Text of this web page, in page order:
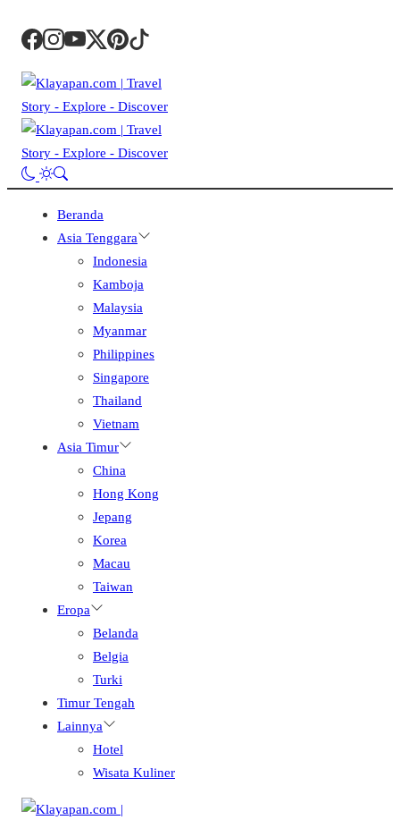
Beranda
Asia Tenggara
Indonesia
Kamboja
Malaysia
Myanmar
Philippines
Singapore
Thailand
Vietnam
Asia Timur
China
Hong Kong
Jepang
Korea
Macau
Taiwan
Eropa
Belanda
Belgia
Turki
Timur Tengah
Lainnya
Hotel
Wisata Kuliner